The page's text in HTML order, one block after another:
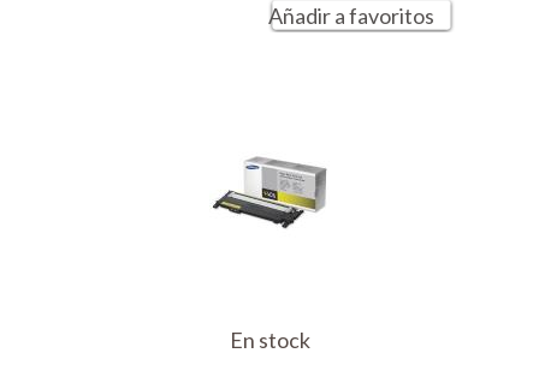
Añadir a favoritos
En stock